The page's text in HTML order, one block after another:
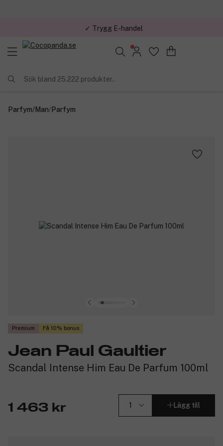
✓ Trygg E-handel
Sök bland 25.222 produkter..
Parfym/Man/Parfym
Premium Få 10% bonus
Jean Paul Gaultier
Scandal Intense Him Eau De Parfum 100ml
1 463 kr Lägg till